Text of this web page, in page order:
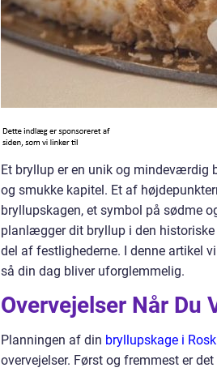
Et bryllup er en unik og mindeværdig
og smukke kapitel. Et af
bryllupskagen, et symbol på sødme
planlægger dit bryllup i den historiske
del af festlighederne. I denne artikel
så din dag bliver uforglemmelig.
Overvejelser Når
Planningen af din bryllupskage i
overvejelser. Først og fremmest er